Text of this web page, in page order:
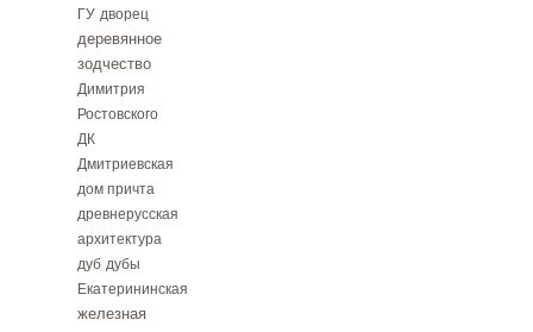
ГУ дворец
деревянное
зодчество
Димитрия
Ростовского
ДК
Дмитриевская
дом причта
древнерусская
архитектура
дуб дубы
Екатерининская
железная